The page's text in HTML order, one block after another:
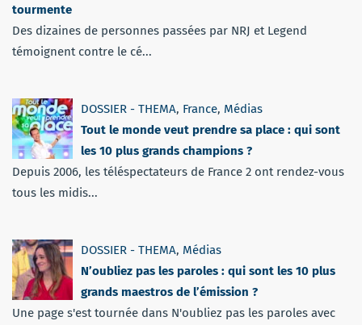
tourmente
Des dizaines de personnes passées par NRJ et Legend
témoignent contre le cé...
DOSSIER - THEMA, France, Médias
Tout le monde veut prendre sa place : qui sont
les 10 plus grands champions ?
Depuis 2006, les téléspectateurs de France 2 ont rendez-vous
tous les midis...
DOSSIER - THEMA, Médias
N’oubliez pas les paroles : qui sont les 10 plus
grands maestros de l’émission ?
Une page s'est tournée dans N'oubliez pas les paroles avec